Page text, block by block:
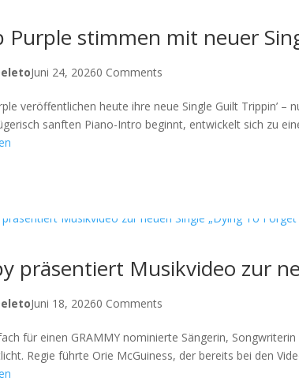
Purple stimmen mit neuer
Juni 24, 20260 Comments
veröffentlichen heute ihre neue Single Guilt Trippin’
sanften Piano-Intro beginnt, entwickelt sich zu
präsentiert Musikvideo zur
Juni 18, 20260 Comments
für einen GRAMMY nominierte Sängerin,
Regie führte Orie McGuiness, der bereits bei den